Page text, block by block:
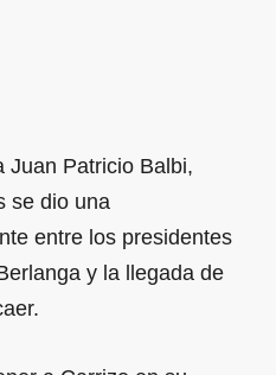
Juan Patricio Balbi,
se dio una
entre los presidentes
y la llegada de